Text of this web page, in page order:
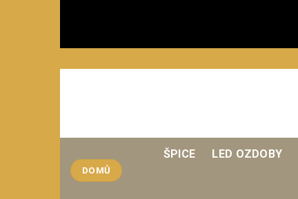
na
DOMŮ
ŠPICE LED OZDOBY